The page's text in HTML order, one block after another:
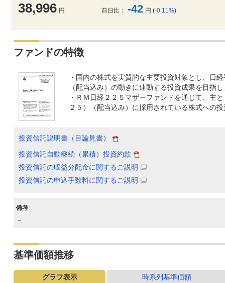
38,996 円 前日比： -42 円 (-0.11%)
ファンドの特徴
・国内の株式を実質的な主要投資対象とし、日
（配当込み）の動きに連動する投資成果を目指
・ＲＭ日経２２５マザーファンドを通じて、主
２５）（配当込み）に採用されている株式への
投資信託説明書（目論見書）
投資信託自動継続（累積）投資約款
投資信託の収益分配金に関するご説明
投資信託の申込手数料に関するご説明
備考
－
基準価額推移
グラフ表示 時系列基準価額